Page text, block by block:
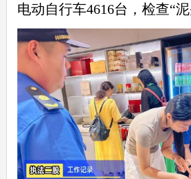
电动自行车4616台，检查“泥